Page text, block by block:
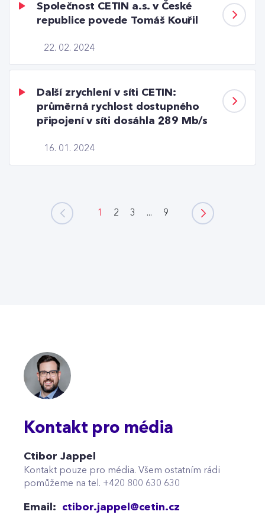
22. 02. 2024
Společnost CETIN a.s. v České
republice povede Tomáš Kouřil
16. 01. 2024
Další zrychlení v síti CETIN:
průměrná rychlost dostupného
připojení v síti dosáhla 289 Mb/s
1 2 3 ... 9
Kontakt pro média
Ctibor Jappel
Kontakt pouze pro média. Všem ostatním rádi
pomůžeme na tel. +420 800 630 630
Email: ctibor.jappel@cetin.cz